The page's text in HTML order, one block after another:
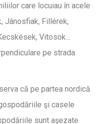
care locuiau în acele
Jánosfiak, Fillérek,
Vitosok…
pe strada
că pe partea nordică
şi casele
sunt aşezate